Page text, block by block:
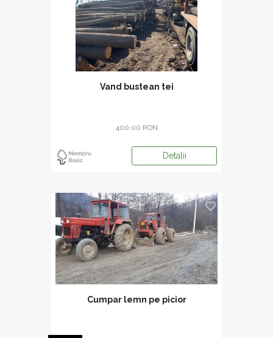
Vand bustean tei
400.00 RON
Detalii
Cumpar lemn pe picior